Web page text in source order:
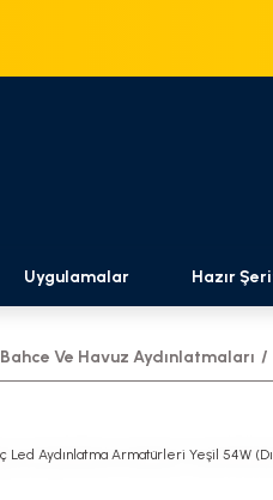
Uygulamalar Hazır
Bahce Ve Havuz Aydınlatmaları